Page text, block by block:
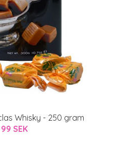
Whisky - 250 gram
99 SEK